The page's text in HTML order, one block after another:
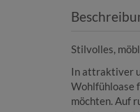
Stilvolles,
In attraktiver
Wohlfühloase
möchten. Auf